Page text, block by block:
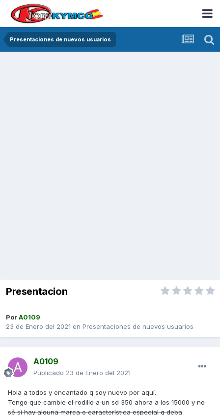
Presentaciones de nuevos usuarios
Presentacion
PorA0109
23 de Enero del 2021 en Presentaciones de nuevos usuarios
A0109
Publicado 23 de Enero del 2021
Hola a todos y encantado q soy nuevo por aquí.
Tengo que cambie el rodillo a un sd 350 ahora a los 15000 y no
sé si hay alguna marca o característica especial q deba